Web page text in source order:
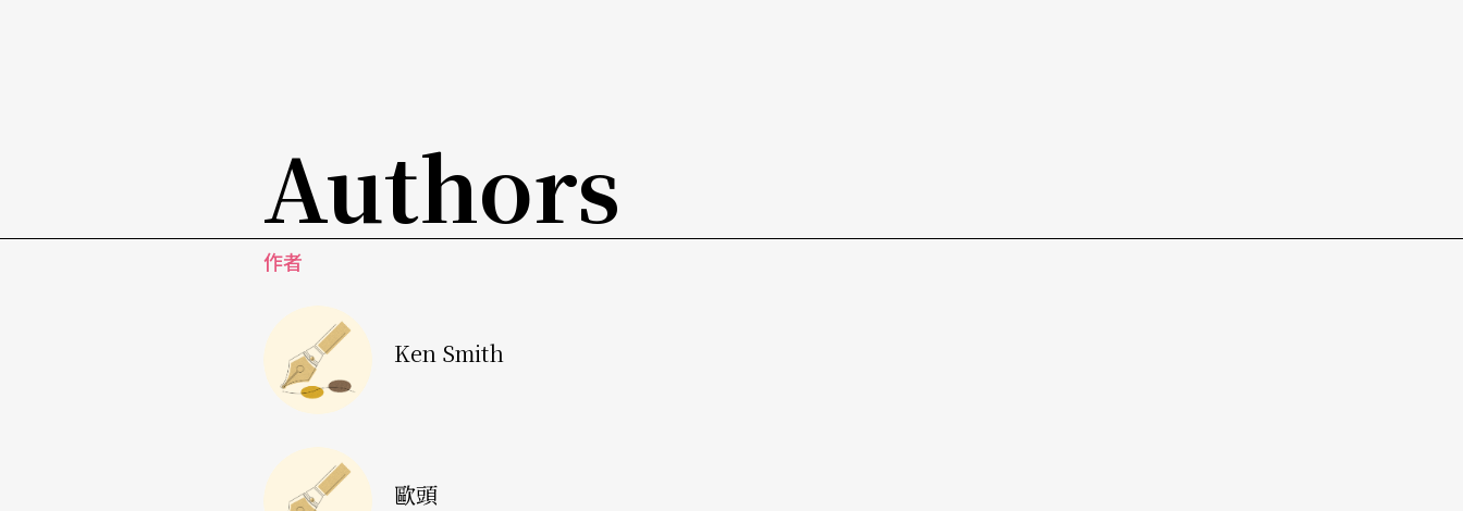
萬一我十二月初沒辦法回到台灣，或我突然被什麼迷住，需要過一下癮，我會在三月廿四日回到
國臺交，聽呂嘉指揮的《菅芒花》世界首演，這是陳士惠為大提琴和室內樂團所寫的作品，由潘
怡慈擔任獨奏。這首曲子是 「交響台灣」計畫的一部分，由國臺交委託創作，受到作曲家最喜歡
的台灣作家黃春明四首詩的啟發，是首風格多元、鋒芒畢現的傑作。接下來的布魯克納《第三號
在沒人可以很肯定地說什麼。這就是目前計畫的一部分。（翻譯 鄭可喬）
Authors
作者
Ken Smith
歐頭